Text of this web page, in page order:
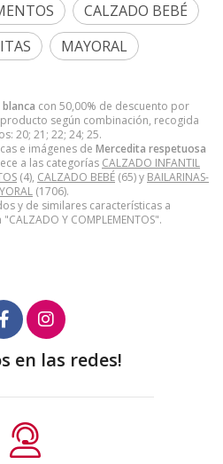
con 50,00% de descuento por
producto según combinación, recogida
20; 21; 22; 24; 25.
e imágenes de Mercedita respetuosa
a las categorías CALZADO INFANTIL
(4), CALZADO BEBÉ (65) y BAILARINAS-
(1706).
y de similares características a
"CALZADO Y COMPLEMENTOS".
CALZADO BEBÉ
MAYORAL
en las redes!